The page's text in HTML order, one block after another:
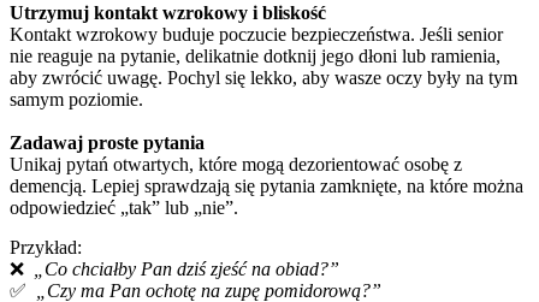
Utrzymuj kontakt wzrokowy i bliskość
Kontakt wzrokowy buduje poczucie bezpieczeństwa. Jeśli senior
nie reaguje na pytanie, delikatnie dotknij jego dłoni lub ramienia,
aby zwrócić uwagę. Pochyl się lekko, aby wasze oczy były na tym
samym poziomie.
Zadawaj proste pytania
Unikaj pytań otwartych, które mogą dezorientować osobę z
demencją. Lepiej sprawdzają się pytania zamknięte, na które można
odpowiedzieć „tak” lub „nie”.
Przykład:
❌
„Co chciałby Pan dziś zjeść na obiad?”
✅
„Czy ma Pan ochotę na zupę pomidorową?”